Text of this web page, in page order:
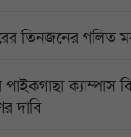
তিনজনের গলিত
ক্যাম্পাস
দাবি